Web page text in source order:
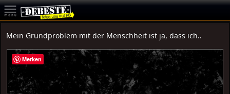
Mein Grundproblem mit der Menschheit ist ja, dass ich..
Merken